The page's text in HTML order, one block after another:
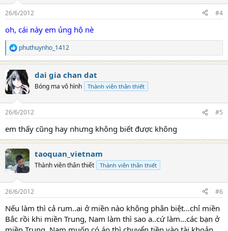
s
26/6/2012 #4
oh, cái này em ủng hộ nè
R
e
a
c
t
i
s
phuthuynho_1412
dai gia chan dat
Bóng ma vô hình Thành viên thân thiết
26/6/2012 #5
em thấy cũng hay nhưng không biết được không
taoquan_vietnam
Thành viên thân thiết Thành viên thân thiết
26/6/2012 #6
Nếu làm thì cả rum..ai ở miền nào không phân biệt...chỉ miền
Bắc rồi khi miền Trung, Nam làm thì sao a..cứ làm...các bạn ở